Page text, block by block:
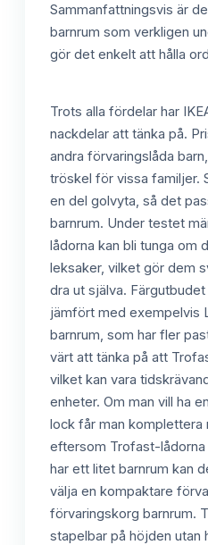
Sammanfattningsvis är
barnrum som verkligen
gör det enkelt att hålla
Trots alla fördelar har
nackdelar att tänka på.
andra förvaringslåda
tröskel för vissa familjer.
en del golvyta, så det
barnrum. Under testet
lådorna kan bli tunga om
leksaker, vilket gör dem
dra ut själva.
jämfört med exempelvis
barnrum, som har fler
värt att tänka på att
vilket kan vara
enheter. Om man vill ha
lock får man komplettera
eftersom Trofast-lådorna
har ett litet barnrum kan
välja en kompaktare
förvaringskorg barnrum.
stapelbar på höjden utan